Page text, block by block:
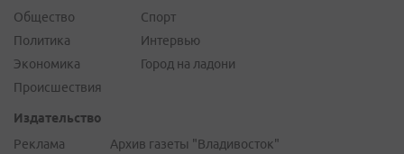
Общество
Политика
Экономика
Происшествия
Спорт
Интервью
Город на ладони
Издательство
Реклама
Архив газеты "Владивосток"